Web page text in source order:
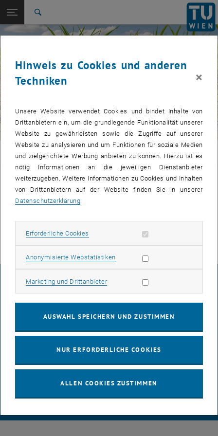
TU Login
Zur 1. Menü Ebene
E120-08 Forschungsbereich Klima- und
Umweltfernerkundung
Zurück: Subseiten von Dürre auflisten
Dürre
Smart-DRI © JJ Gouin | stock.adobe.com
CLIMERS
Smart-DRI
Informationen zu diesem Projekt finden Sie auf der englischen
IMPRESSUM
BARRIEREFREIHEITSERKLÄRUNG
DATENSCHUTZERKLÄRUNG (PDF)
COOKIEEINSTELLUNGEN
Hinweis zu Cookies und anderen
Techniken
×
Unsere Website verwendet Cookies und bindet Inhalte von
Drittanbietern ein, um die grundlegende Funktionalität unserer
Website zu gewährleisten sowie die Zugriffe auf unserer
Website zu analysieren und um Funktionen für soziale Medien
und zielgerichtete Werbung anbieten zu können. Hierzu ist es
nötig Informationen an die jeweiligen Dienstanbieter
weiterzugeben. Weitere Informationen zu Cookies und Inhalten
von Drittanbietern auf der Website finden Sie in unserer
Datenschutzerklärung.
Erforderliche Cookies Erforderliche Cookies zulassen
Anonymisierte WebstatistikenStatistik Cookies zulassen
Marketing und DrittanbieterMarketing Cookies zulassen
AUSWAHL SPEICHERN UND ZUSTIMMEN
NUR ERFORDERLICHE COOKIES
ALLEN COOKIES ZUSTIMMEN